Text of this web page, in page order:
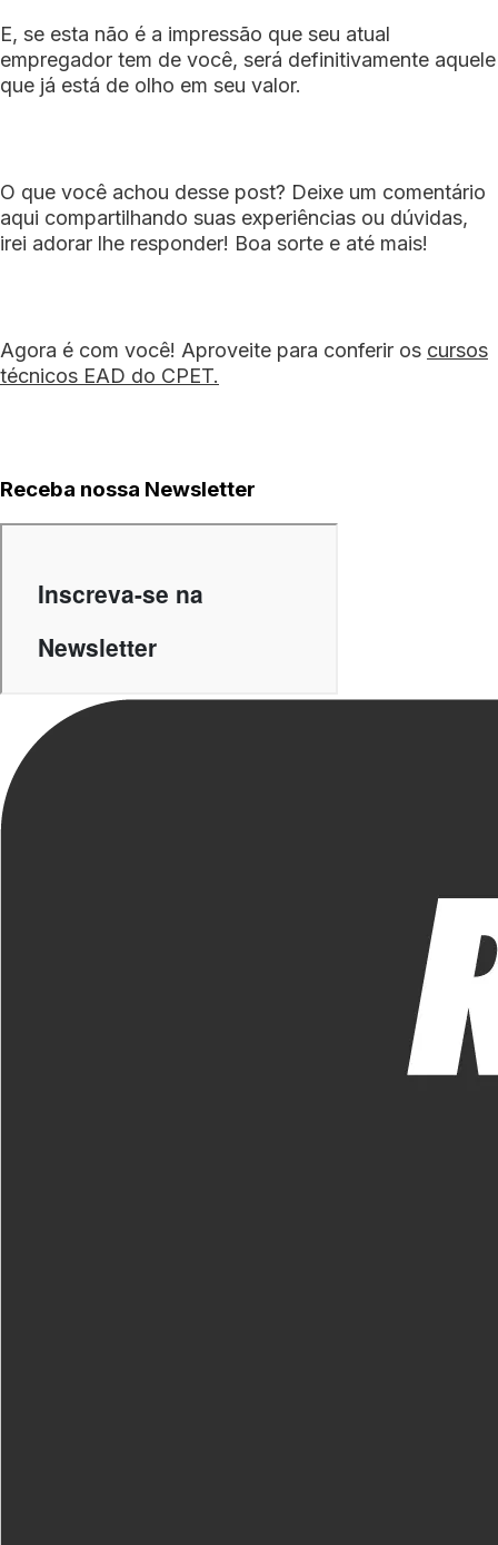
E, se esta não é a impressão que seu atual
empregador tem de você, será definitivamente aquele
que já está de olho em seu valor.
O que você achou desse post? Deixe um comentário
aqui compartilhando suas experiências ou dúvidas,
irei adorar lhe responder! Boa sorte e até mais!
Agora é com você! Aproveite para conferir os cursos
técnicos EAD do CPET.
Receba nossa Newsletter